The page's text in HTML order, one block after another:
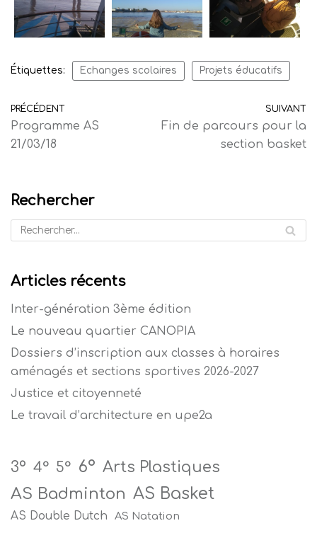
Étiquettes: Echanges scolaires Projets éducatifs
PRÉCÉDENT
Programme AS
21/03/18
SUIVANT
Fin de parcours pour la
section basket
Rechercher
Articles récents
Inter-génération 3ème édition
Le nouveau quartier CANOPIA
Dossiers d’inscription aux classes à horaires
aménagés et sections sportives 2026-2027
Justice et citoyenneté
Le travail d’architecture en upe2a
3° 4° 5° 6° Arts Plastiques
AS Badminton AS Basket
AS Double Dutch AS Natation